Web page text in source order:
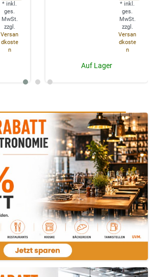
* inkl.
ges.
MwSt.
zzgl.
Versan
dkoste
n
* inkl.
ges.
MwSt.
zzgl.
Versan
dkoste
n
Auf Lager